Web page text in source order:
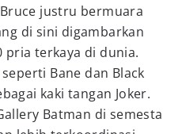
justru bermuara
di sini digambarkan
pria terkaya di dunia.
Bane dan Black
kaki tangan Joker.
Batman di semesta